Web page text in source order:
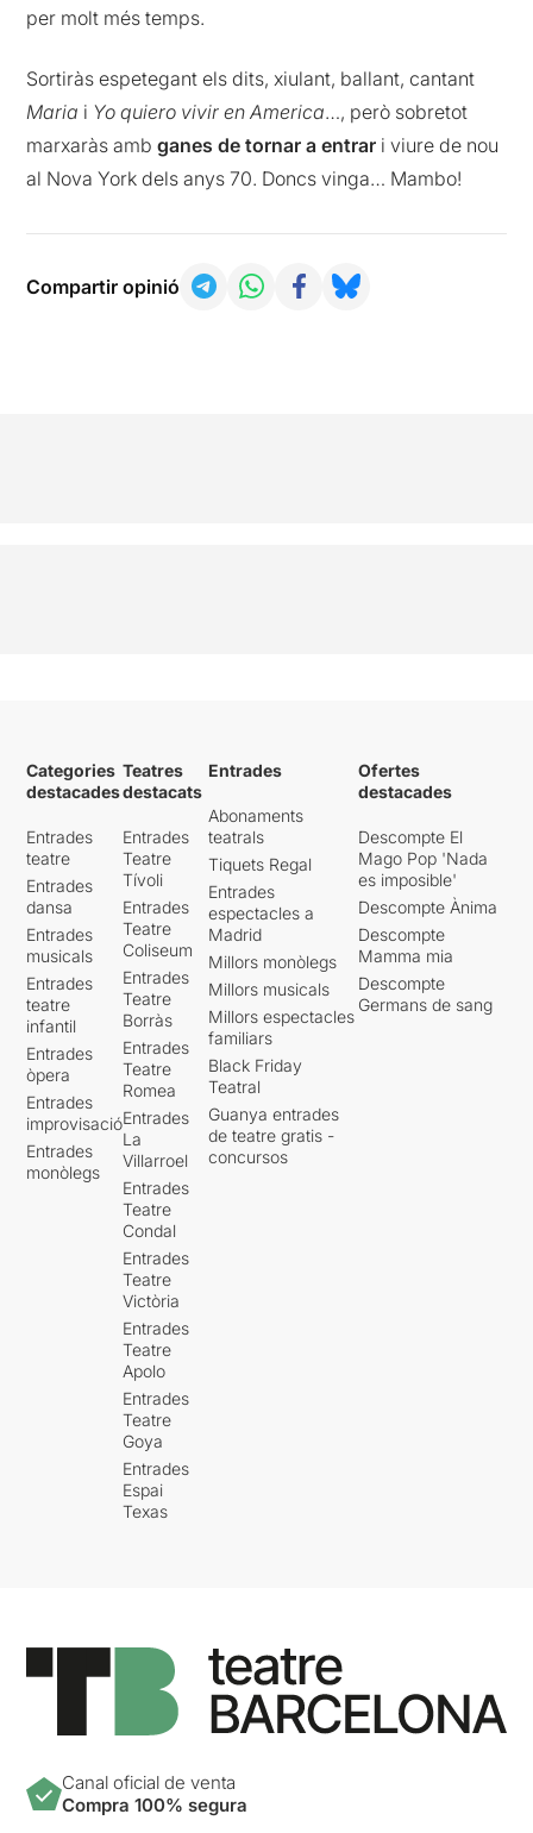
per molt més temps.
Sortiràs espetegant els dits, xiulant, ballant, cantant
Maria i Yo quiero vivir en America…, però sobretot
marxaràs ambganes de tornar a entrar i viure de nou
al Nova York dels anys 70. Doncs vinga… Mambo!
Compartir opinió
Categories
destacades
Entrades
teatre
Entrades
dansa
Entrades
musicals
Entrades
teatre
infantil
Entrades
òpera
Entrades
improvisació
Entrades
monòlegs
Teatres
destacats
Entrades
Teatre
Tívoli
Entrades
Teatre
Coliseum
Entrades
Teatre
Borràs
Entrades
Teatre
Romea
Entrades
La
Villarroel
Entrades
Teatre
Condal
Entrades
Teatre
Victòria
Entrades
Teatre
Apolo
Entrades
Teatre
Goya
Entrades
Espai
Texas
Entrades
Abonaments
teatrals
Tiquets Regal
Entrades
espectacles a
Madrid
Millors monòlegs
Millors musicals
Millors espectacles
familiars
Black Friday
Teatral
Guanya entrades
de teatre gratis -
concursos
Ofertes
destacades
Descompte El
Mago Pop 'Nada
es imposible'
Descompte Ànima
Descompte
Mamma mia
Descompte
Germans de sang
Canal oficial de venta
Compra 100% segura